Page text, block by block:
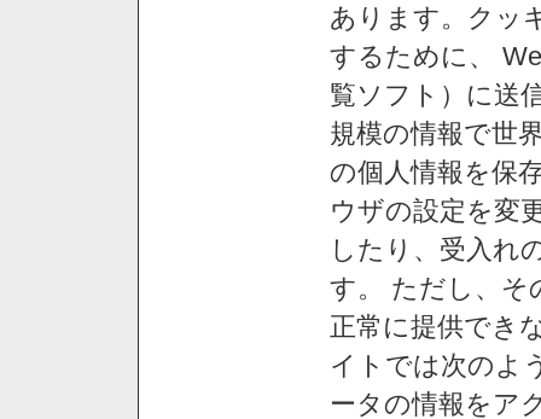
あります。クッ
するために、
覧ソフト）に送
規模の情報で世
の個人情報を保
ウザの設定を変
したり、受入れ
す。 ただし、そ
正常に提供でき
イトでは次のよ
ータの情報をア